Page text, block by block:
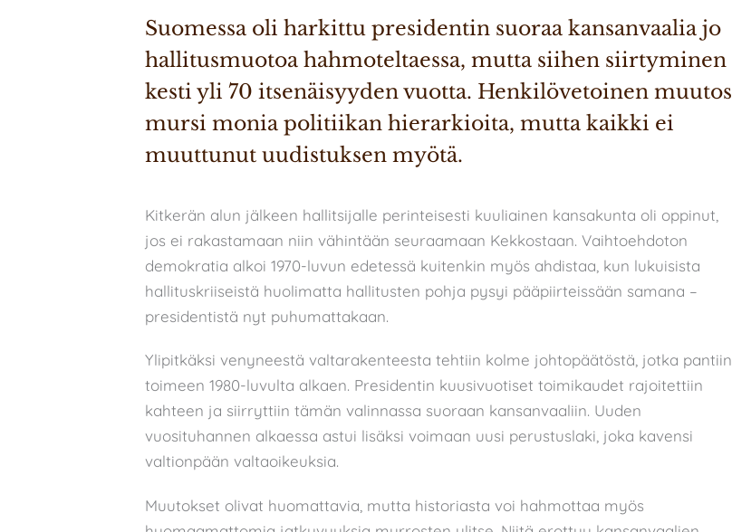
Suomessa oli harkittu presidentin suoraa kansanvaalia jo
hallitusmuotoa hahmoteltaessa, mutta siihen siirtyminen
kesti yli 70 itsenäisyyden vuotta. Henkilövetoinen muutos
mursi monia politiikan hierarkioita, mutta kaikki ei
muuttunut uudistuksen myötä.
Kitkerän alun jälkeen hallitsijalle perinteisesti kuuliainen kansakunta oli oppinut,
jos ei rakastamaan niin vähintään seuraamaan Kekkostaan. Vaihtoehdoton
demokratia alkoi 1970-luvun edetessä kuitenkin myös ahdistaa, kun lukuisista
hallituskriiseistä huolimatta hallitusten pohja pysyi pääpiirteissään samana –
presidentistä nyt puhumattakaan.
Ylipitkäksi venyneestä valtarakenteesta tehtiin kolme johtopäätöstä, jotka pantiin
toimeen 1980-luvulta alkaen. Presidentin kuusivuotiset toimikaudet rajoitettiin
kahteen ja siirryttiin tämän valinnassa suoraan kansanvaaliin. Uuden
vuosituhannen alkaessa astui lisäksi voimaan uusi perustuslaki, joka kavensi
valtionpään valtaoikeuksia.
Muutokset olivat huomattavia, mutta historiasta voi hahmottaa myös